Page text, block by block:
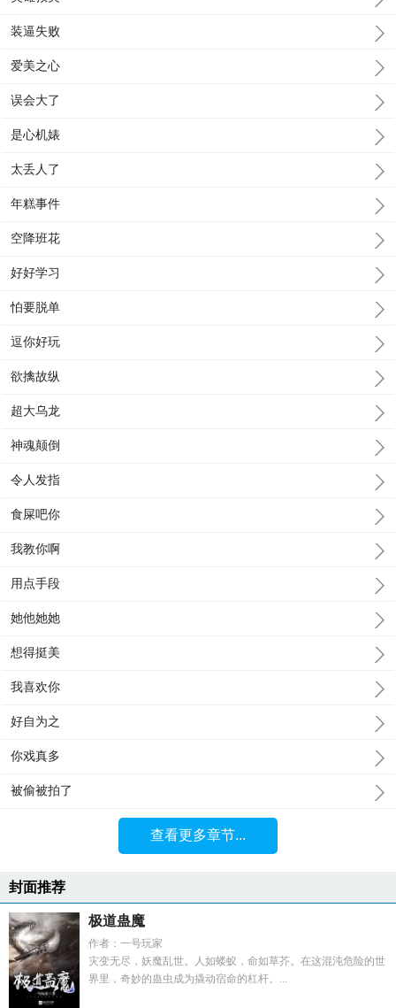
装逼失败
爱美之心
误会大了
是心机婊
太丢人了
年糕事件
空降班花
好好学习
怕要脱单
逗你好玩
欲擒故纵
超大乌龙
神魂颠倒
令人发指
食屎吧你
我教你啊
用点手段
她他她她
想得挺美
我喜欢你
好自为之
你戏真多
被偷被拍了
查看更多章节...
封面推荐
极道蛊魔
作者：一号玩家
灾变无尽，妖魔乱世。人如蝼蚁，命如草芥。在这混沌危险的世
界里，奇妙的蛊虫成为撬动宿命的杠杆。...